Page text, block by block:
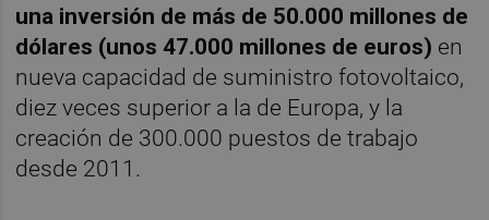
una inversión de más de 50.000 millones de
dólares (unos 47.000 millones de euros) en
nueva capacidad de suministro fotovoltaico,
diez veces superior a la de Europa, y la
creación de 300.000 puestos de trabajo
desde 2011.